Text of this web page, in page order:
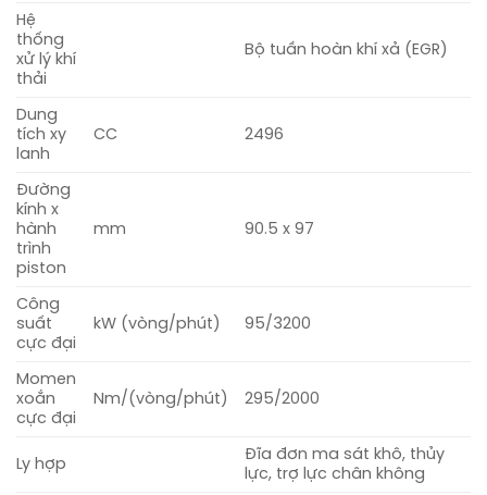
Hệ
thống
xử lý khí
thải
Bộ tuần hoàn khí xả (EGR)
Dung
tích xy
lanh
CC 2496
Đường
kính x
hành
trình
piston
mm 90.5 x 97
Công
suất
cực đại
kW (vòng/phút) 95/3200
Momen
xoắn
cực đại
Nm/(vòng/phút) 295/2000
Ly hợp
Đĩa đơn ma sát khô, thủy
lực, trợ lực chân không